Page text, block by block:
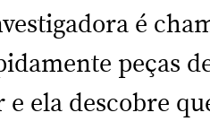
é
peças
e ela descobre